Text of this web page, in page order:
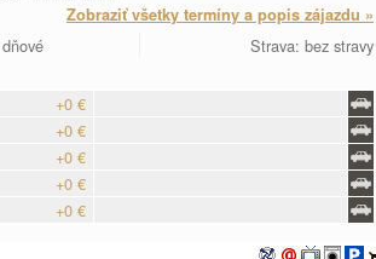
Zobraziť všetky termíny a popis zájazdu »
Strava: bez stravy
+0 €
+0 €
+0 €
+0 €
+0 €